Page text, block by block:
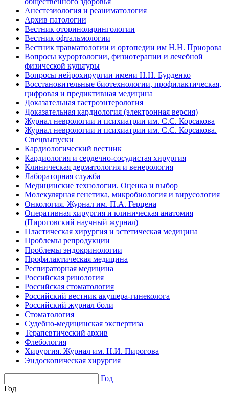
Анестезиология и реаниматология
Архив патологии
Вестник оториноларингологии
Вестник офтальмологии
Вестник травматологии и ортопедии им Н.Н. Приорова
Вопросы курортологии, физиотерапии и лечебной
физической культуры
Вопросы нейрохирургии имени Н.Н. Бурденко
Восстановительные биотехнологии, профилактическая,
цифровая и предиктивная медицина
Доказательная гастроэнтерология
Доказательная кардиология (электронная версия)
Журнал неврологии и психиатрии им. С.С. Корсакова
Журнал неврологии и психиатрии им. С.С. Корсакова.
Спецвыпуски
Кардиологический вестник
Кардиология и сердечно-сосудистая хирургия
Клиническая дерматология и венерология
Лабораторная служба
Медицинские технологии. Оценка и выбор
Молекулярная генетика, микробиология и вирусология
Онкология. Журнал им. П.А. Герцена
Оперативная хирургия и клиническая анатомия
(Пироговский научный журнал)
Пластическая хирургия и эстетическая медицина
Проблемы репродукции
Проблемы эндокринологии
Профилактическая медицина
Респираторная медицина
Российская ринология
Российская стоматология
Российский вестник акушера-гинеколога
Российский журнал боли
Стоматология
Судебно-медицинская экспертиза
Терапевтический архив
Флебология
Хирургия. Журнал им. Н.И. Пирогова
Эндоскопическая хирургия
Год
Год